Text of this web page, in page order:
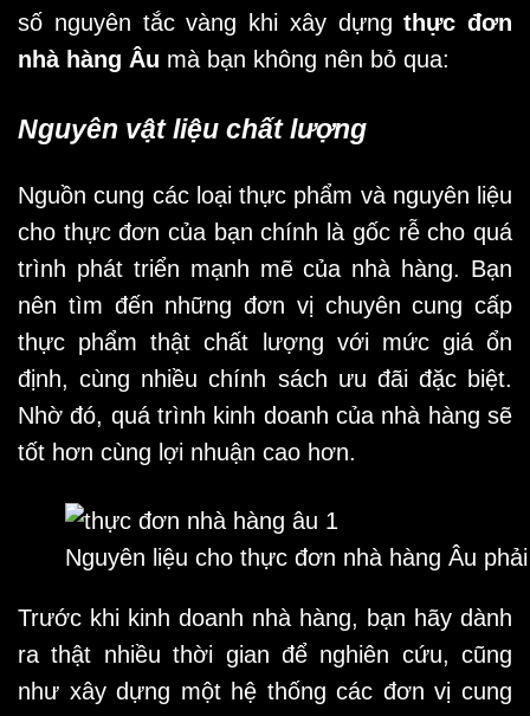
số nguyên tắc vàng khi xây dựngthực đơn
nhà hàng Âu mà bạn không nên bỏ qua:
Nguyên vật liệu chất lượng
Nguồn cung các loại thực phẩm và nguyên liệu
cho thực đơn của bạn chính là gốc rễ cho quá
trình phát triển mạnh mẽ của nhà hàng. Bạn
nên tìm đến những đơn vị chuyên cung cấp
thực phẩm thật chất lượng với mức giá ổn
định, cùng nhiều chính sách ưu đãi đặc biệt.
Nhờ đó, quá trình kinh doanh của nhà hàng sẽ
tốt hơn cùng lợi nhuận cao hơn.
Nguyên liệu cho thực đơn nhà hàng Âu
Trước khi kinh doanh nhà hàng, bạn hãy dành
ra thật nhiều thời gian để nghiên cứu, cũng
như xây dựng một hệ thống các đơn vị cung